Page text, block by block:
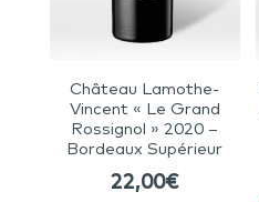
Château Lamothe-
Vincent « Le Grand
Rossignol » 2020 –
Bordeaux Supérieur
22,00€